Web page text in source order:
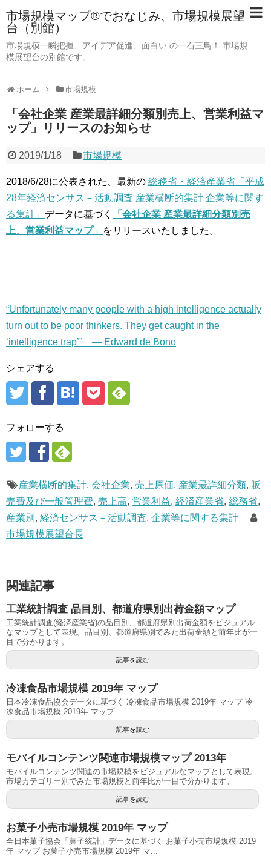
市場規模マップ®でおなじみ、市場規模展望
台（別館）
市場規模一瞬把握、アイデア促進、面白い の一石三鳥！ 市場規
模展望台の別館です。
ホーム 市場規模
「会社企業 産業最詳細分類別売上、営業利益マ
ップ」リリースのお知らせ
2019/1/18 市場規模
2018/6/28に公表された、最新の 総務省・経済産業省「平成
28年経済センサス－活動調査 産業横断的集計 企業等に関す
る集計」 データに基づく
「会社企業 産業最詳細分類別売
上、営業利益マップ」 をリリースいたしました。
“Unfortunately many people with a high intelligence actually
turn out to be poor thinkers. They get caught in the
‘intelligence trap’” — Edward de Bono
シェアする
フォローする
産業横断的集計, 会社企業, 売上原価, 産業最詳細分類, 販
売費及び一般管理費, 売上高, 営業利益, 経済産業省, 総務省,
産業別 , 経済センサス－活動調査, 企業等に関する集計
市場規模展望台長
関連記事
工業統計調査 品目別、都道府県別出荷金額マップ
工業統計調査(経済産業省)の品目別、都道府県別出荷金額をビジュアル
なマップとして表現。品目別、都道府県別でみた出荷金額と前年比が一
目で分かります。
記事を読む
冷凍食品市場規模 2019年 マップ
日本冷凍食品協会データに基づく 冷凍食品市場規模 2019年 マップ 冷
凍食品市場規模 2019年 マップ ...
記事を読む
モバイルコンテンツ関連市場規模マップ 2013年
モバイルコンテンツ関連の市場規模をビジュアルなマップとして表現。
市場カテゴリー別でみた市場規模と前年比が一目で分かります。
記事を読む
お菓子小売市場規模 2019年 マップ
全日本菓子協会「菓子統計」データに基づく お菓子小売市場規模 2019
年 マップ お菓子小売市場規模 2019年 マ...